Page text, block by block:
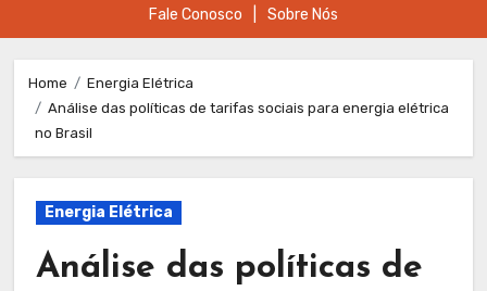
Fale Conosco Sobre Nós
content
Home
Energia Elétrica
Análise das políticas de tarifas sociais para energia elétrica
no Brasil
Energia Elétrica
Análise das políticas de